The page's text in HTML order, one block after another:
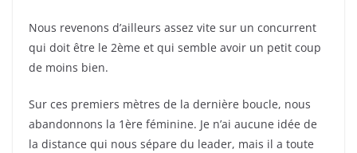
Nous revenons d’ailleurs assez vite sur un concurrent
qui doit être le 2ème et qui semble avoir un petit coup
de moins bien.
Sur ces premiers mètres de la dernière boucle, nous
abandonnons la 1ère féminine. Je n’ai aucune idée de
la distance qui nous sépare du leader, mais il a toute